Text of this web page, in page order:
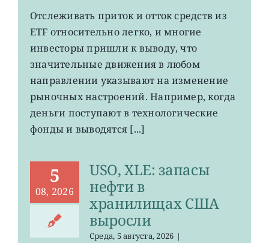
О
говорят
потоки
средств
на
рынке
ETF
Отслеживать приток и отток средств из
ETF относительно легко, и многие
инвесторы пришли к выводу, что
значительные движения в любом
направлении указывают на изменение
рыночных настроений. Например, когда
деньги поступают в технологические
фонды и выводятся [...]
5
08, 2026
USO, XLE: запасы
нефти в
хранилищах США
выросли
Среда, 5 августа, 2026 |